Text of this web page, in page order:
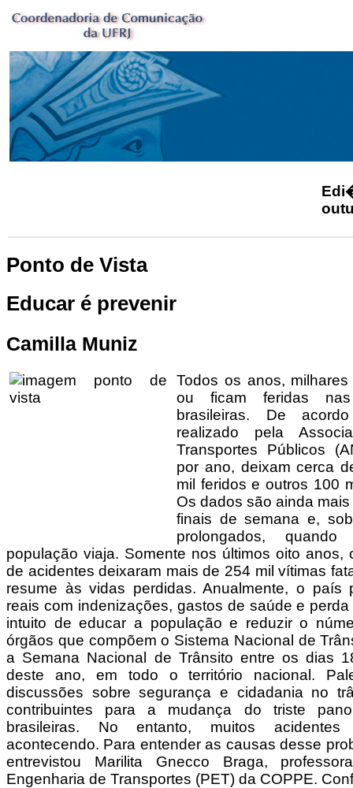
Ponto de Vista
Educar é prevenir
Camilla Muniz
Todos os anos,
ou ficam feridas
brasileiras. De
realizado pela
Transportes Públicos
por ano, deixam cerca
mil feridos e outros 100
Os dados são ainda
finais de semana e,
prolongados,
população viaja. Somente nos últimos oito anos,
de acidentes deixaram mais de 254 mil vítimas
resume às vidas perdidas. Anualmente, o país
reais com indenizações, gastos de saúde e
intuito de educar a população e reduzir o
órgãos que compõem o Sistema Nacional de
a Semana Nacional de Trânsito entre os dias
deste ano, em todo o território nacional.
discussões sobre segurança e cidadania no
contribuintes para a mudança do triste
brasileiras. No entanto, muitos acidentes
acontecendo. Para entender as causas desse
entrevistou Marilita Gnecco Braga,
Engenharia de Transportes (PET) da COPPE.